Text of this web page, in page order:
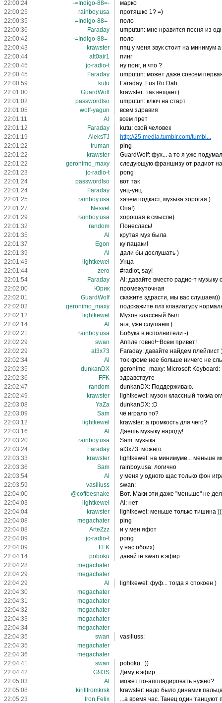
22:00:24 -=Indigo-88=-
марко
22:00:25
rainboy.usa
протяшко 1? =)
22:00:35
-=Indigo-88=-
поло
22:00:36
Faraday
umputun: мне нравится песня из
22:00:42
-=Indigo-88=-
поло
22:00:43
krawster
ппц у меня звук стоит на минимум
22:00:44
alt0air1
пинг
22:00:45
jc-radio-t
ну понг, и что ?
22:00:45
Faraday
umputun: может даже совсем
22:00:59
kutu
Faraday: Fus Ro Dah
22:01:00
GuardWolf
krawster: так вещает)
22:01:02
passwordlso
umputun: ключ на старт
22:01:05
wolf-yagun
всем здравия
22:01:11
Al
всем прет
22:01:12
Faraday
kutu: свой человек
22:01:19
AleksTJ
http://25.media.tumblr.com/tumbl...
22:01:22
truman
ping
22:01:22
krawster
GuardWolf: фух... а то я уже
22:01:22
geronimo_maxy
следующую франшизу от радиот
22:01:23
jc-radio-t
pong
22:01:24
passwordlso
вот так
22:01:24
Faraday
унц-унц
22:01:25
rainboy.usa
зачем подкаст, музыка зорогая )
22:01:27
Nesvet
Опа!)
22:01:29
rainboy.usa
хорошая в смысле)
22:01:32
random
Понеслась!
22:01:35
Al
крутая муз была
22:01:37
Egon
ку пацаки!
22:01:39
Al
дали бы дослушать )
22:01:43
lightkewel
Унца
22:01:44
zero
#radiot, say!
22:01:54
Faraday
Al: давайте вместо радио-т музыку
22:02:00
Юрик
промежуточная
22:02:01
GuardWolf
скажите здрасти, мы вас слушаем))
22:02:02
geronimo_maxy
подскажите плз клавиатуру
22:02:12
lightkewel
Музон классный был
22:02:14
Al
ага, уже слушаем )
22:02:21
rainboy.usa
Бобука в исполнители -)
22:02:29
swan
Аппле говно!~Всем привет!
22:02:29
al3x73
Faraday: давайте найдем плейлист
22:02:34
Al
ток кроме нее больше ничего не
22:02:35
dunkanDX
geronimo_maxy: Microsoft
22:02:36
FFK
здравствуте
22:02:47
random
dunkanDX: Поддерживаю.
22:02:49
krawster
lightkewel: музон классный токма
22:03:08
YaZa
dunkanDX: :D
22:03:09
Sam
чё играло то?
22:03:12
lightkewel
krawster: а громкость для чего?
22:03:16
Al
Даешь музыку народу!
22:03:20
rainboy.usa
Sam: музыка
22:03:24
Faraday
al3x73: можнго
22:03:33
krawster
lightkewel: на минимуме... меньше
22:03:36
Sam
rainboy.usa: логично
22:03:54
Al
у меня у одного щас только фон
22:03:59
vasiliuss
swan:
22:04:00
@coffeesnake
Вот. Маки эти даже "меньше" не
22:04:03
lightkewel
Al: нет
22:04:04
krawster
lightkewel: меньше только тишина
22:04:08
megachater
ping
22:04:08
ArteZzz
и у мен яфот
22:04:09
jc-radio-t
pong
22:04:09
FFK
у нас обоих)
22:04:14
poboku
давайте swan в эфир
22:04:28
megachater
22:04:29
megachater
22:04:29
Al
lightkewel: фуф... тогда я спокоен )
22:04:30
megachater
22:04:31
megachater
22:04:32
megachater
22:04:33
megachater
22:04:34
megachater
22:04:35
swan
vasiliuss:
22:04:35
megachater
22:04:36
megachater
22:04:41
swan
poboku: :))
22:04:42
GЯ3S
Диму в эфир
22:05:03
Al
может по-аппладировать нужно?
22:05:08
kirillfromkrsk
krawster: надо было динамик
22:05:23
Iron Felix
...а время час. Танец один танцуют